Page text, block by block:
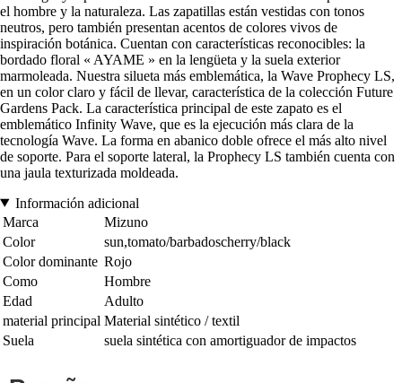
el hombre y la naturaleza. Las zapatillas están vestidas con tonos
neutros, pero también presentan acentos de colores vivos de
inspiración botánica. Cuentan con características reconocibles: la
bordado floral « AYAME » en la lengüeta y la suela exterior
marmoleada. Nuestra silueta más emblemática, la Wave Prophecy LS,
en un color claro y fácil de llevar, característica de la colección Future
Gardens Pack. La característica principal de este zapato es el
emblemático Infinity Wave, que es la ejecución más clara de la
tecnología Wave. La forma en abanico doble ofrece el más alto nivel
de soporte. Para el soporte lateral, la Prophecy LS también cuenta con
una jaula texturizada moldeada.
Información adicional
Marca
Mizuno
Color
sun,tomato/barbadoscherry/black
Color dominante Rojo
Como
Hombre
Edad
Adulto
material principal Material sintético / textil
Suela
suela sintética con amortiguador de impactos